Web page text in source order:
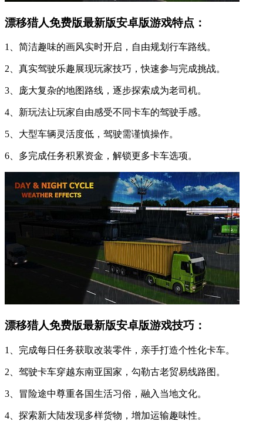
漂移猎人免费版最新版安卓版游戏特点：
1、简洁趣味的画风实时开启，自由规划行车路线。
2、真实驾驶乐趣展现玩家技巧，快速参与完成挑战。
3、庞大复杂的地图路线，逐步探索成为老司机。
4、新玩法让玩家自由感受不同卡车的驾驶手感。
5、大型车辆灵活度低，驾驶需谨慎操作。
6、多完成任务积累资金，解锁更多卡车选项。
漂移猎人免费版最新版安卓版游戏技巧：
1、完成每日任务获取改装零件，亲手打造个性化卡车。
2、驾驶卡车穿越东南亚国家，勾勒古老贸易线路图。
3、冒险途中尊重各国生活习俗，融入当地文化。
4、探索新大陆发现多样货物，增加运输趣味性。